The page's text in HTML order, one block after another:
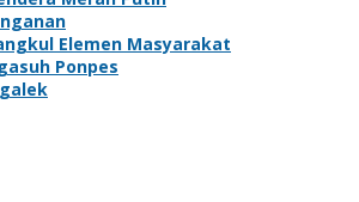
Elemen Masyarakat
Ponpes